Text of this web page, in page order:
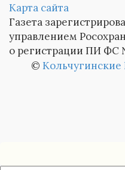
Карта сайта
Газета
управлением
о регистрации ПИ ФС
©Кольчугинские